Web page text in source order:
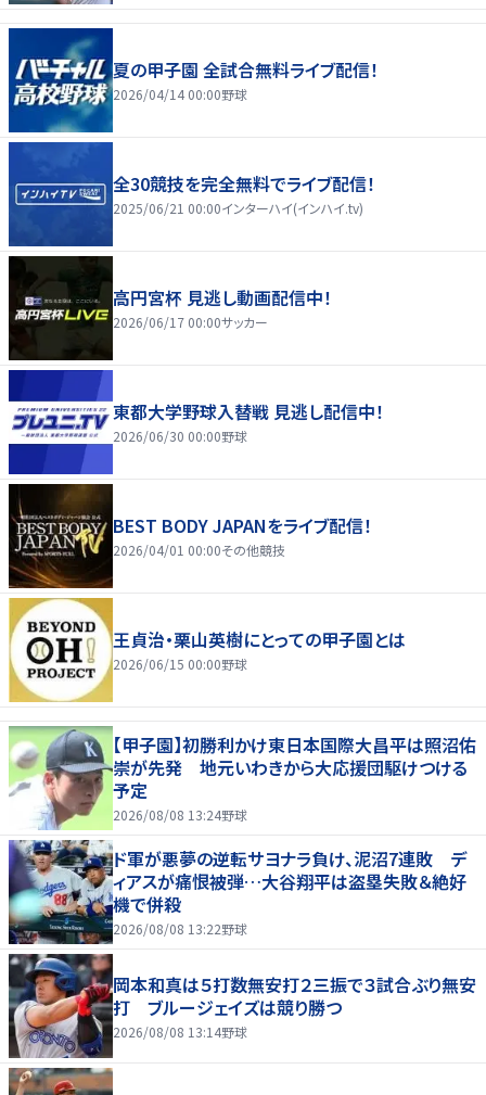
夏の甲子園 全試合無料ライブ配信！
2026/04/14 00:00野球
全30競技を完全無料でライブ配信！
2025/06/21 00:00インターハイ(インハイ.tv)
高円宮杯 見逃し動画配信中！
2026/06/17 00:00サッカー
東都大学野球入替戦 見逃し配信中！
2026/06/30 00:00野球
BEST BODY JAPANをライブ配信！
2026/04/01 00:00その他競技
王貞治・栗山英樹にとっての甲子園とは
2026/06/15 00:00野球
【甲子園】初勝利かけ東日本国際大昌平は照沼佑
崇が先発 地元いわきから大応援団駆けつける
予定
2026/08/08 13:24野球
ド軍が悪夢の逆転サヨナラ負け、泥沼7連敗 デ
ィアスが痛恨被弾…大谷翔平は盗塁失敗＆絶好
機で併殺
2026/08/08 13:22野球
岡本和真は５打数無安打２三振で３試合ぶり無安
打 ブルージェイズは競り勝つ
2026/08/08 13:14野球